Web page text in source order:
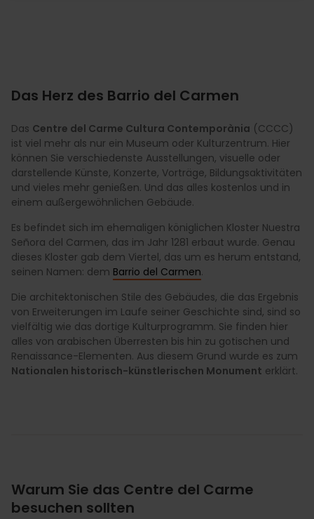
Das Herz des Barrio del Carmen
Das Centre del Carme Cultura Contemporània (CCCC)
ist viel mehr als nur ein Museum oder Kulturzentrum. Hier
können Sie verschiedenste Ausstellungen, visuelle oder
darstellende Künste, Konzerte, Vorträge, Bildungsaktivitäten
und vieles mehr genießen. Und das alles kostenlos und in
einem außergewöhnlichen Gebäude.
Es befindet sich im ehemaligen königlichen Kloster Nuestra
Señora del Carmen, das im Jahr 1281 erbaut wurde. Genau
dieses Kloster gab dem Viertel, das um es herum entstand,
seinen Namen: dem Barrio del Carmen.
Die architektonischen Stile des Gebäudes, die das Ergebnis
von Erweiterungen im Laufe seiner Geschichte sind, sind so
vielfältig wie das dortige Kulturprogramm. Sie finden hier
alles von arabischen Überresten bis hin zu gotischen und
Renaissance-Elementen. Aus diesem Grund wurde es zum
Nationalen historisch-künstlerischen Monument erklärt.
Warum Sie das Centre del Carme
besuchen sollten